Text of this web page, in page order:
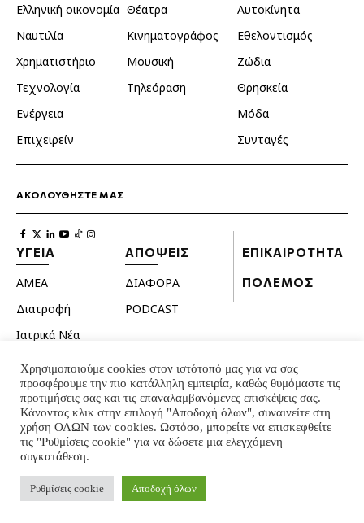
Ελληνική οικονομία
Ναυτιλία
Χρηματιστήριο
Τεχνολογία
Ενέργεια
Επιχειρείν
Θέατρα
Κινηματογράφος
Μουσική
Τηλεόραση
Αυτοκίνητα
Εθελοντισμός
Ζώδια
Θρησκεία
Μόδα
Συνταγές
ΑΚΟΛΟΥΘΗΣΤΕ ΜΑΣ
ΥΓΕΙΑ
ΑΜΕΑ
Διατροφή
Ιατρικά Νέα
Κατοικίδια
Ομορφιά
Σεξουαλική ζωή
Ψυχολογία
ΑΠΟΨΕΙΣ
ΔΙΑΦΟΡΑ
PODCAST
ΕΠΙΚΑΙΡΟΤΗΤΑ
ΠΟΛΕΜΟΣ
© INTERNATIONAL INFO 2024 - ALL RIGHTS RESERVED
Χρησιμοποιούμε cookies στον ιστότοπό μας για να σας
προσφέρουμε την πιο κατάλληλη εμπειρία, καθώς θυμόμαστε τις
προτιμήσεις σας και τις επαναλαμβανόμενες επισκέψεις σας.
Κάνοντας κλικ στην επιλογή "Αποδοχή όλων", συναινείτε στη
χρήση ΟΛΩΝ των cookies. Ωστόσο, μπορείτε να επισκεφθείτε
τις "Ρυθμίσεις cookie" για να δώσετε μια ελεγχόμενη
συγκατάθεση.
Ρυθμίσεις cookie Αποδοχή όλων